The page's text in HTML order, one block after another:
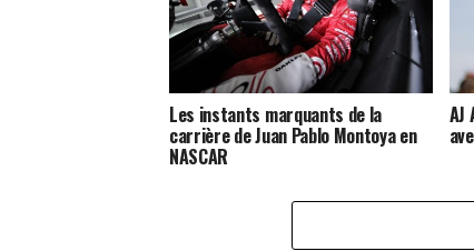
Les instants marquants de la
carrière de Juan Pablo Montoya en
NASCAR
AJ